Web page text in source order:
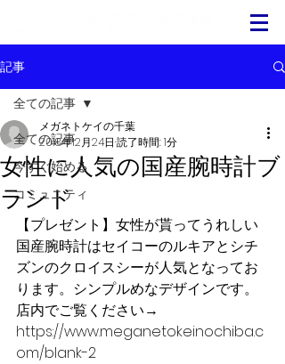
記事
全ての記事
今すぐ始める
コミュニティ
全ての記事
女性に人気の国産腕時計ブ
ランド
メガネトケイの千葉
2018年12月24日 読了時間: 1分
【プレゼント】女性が貰ってうれしい
国産腕時計はセイコーのルキアとシチ
ズンのクロイスシーが人気となってお
ります。シンプルめなデザインです。​
店内でご覧ください→
https://www.meganetokeinochiba.c
om/blank-2